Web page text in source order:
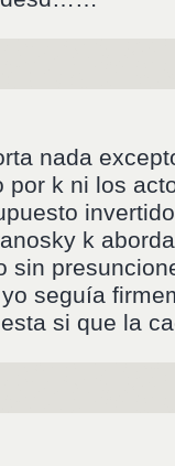
nada
por k ni los
k
sin
seguía
si que la